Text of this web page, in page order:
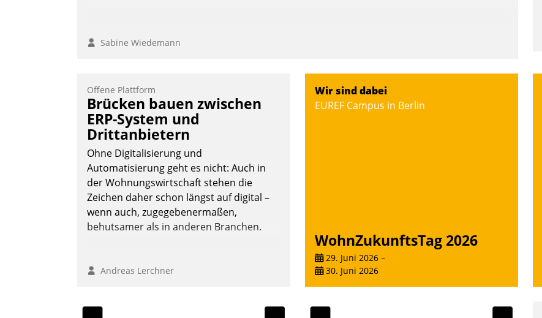
Sabine Wiedemann
Offene Plattform
Brücken bauen zwischen
ERP-System und
Drittanbietern
Ohne Digitalisierung und
Automatisierung geht es nicht: Auch in
der Wohnungswirtschaft stehen die
Zeichen daher schon längst auf digital –
wenn auch, zugegebenermaßen,
behutsamer als in anderen Branchen.
Andreas Lerchner
Wir sind dabei
EUREF Campus in Berlin
WohnZukunftsTag 2026
29. Juni 2026 –
30. Juni 2026